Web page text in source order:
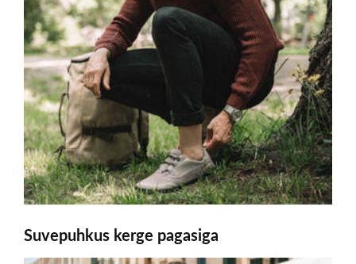
Suvepuhkus kerge pagasiga